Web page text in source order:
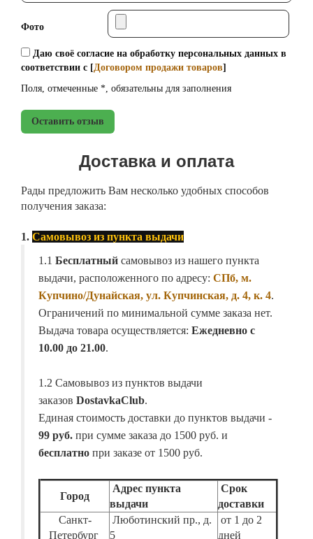
Фото
Даю своё согласие на обработку персональных данных в
соответствии с [Договором продажи товаров]
Поля, отмеченные *, обязательны для заполнения
Оставить отзыв
Доставка и оплата
Рады предложить Вам несколько удобных способов
получения заказа:
1. Самовывоз из пункта выдачи
1.1 Бесплатный самовывоз из нашего пункта
выдачи, расположенного по адресу: СПб, м.
Купчино/Дунайская, ул. Купчинская, д. 4, к. 4.
Ограничений по минимальной сумме заказа нет.
Выдача товара осуществляется: Ежедневно с
10.00 до 21.00.
1.2 Самовывоз из пунктов выдачи
заказов DostavkaClub.
Единая стоимость доставки до пунктов выдачи -
99 руб. при сумме заказа до 1500 руб. и
бесплатно при заказе от 1500 руб.
Город
Адрес пункта
выдачи
Срок
доставки
Санкт-
Петербург
Люботинский пр., д.
5
от 1 до 2
дней